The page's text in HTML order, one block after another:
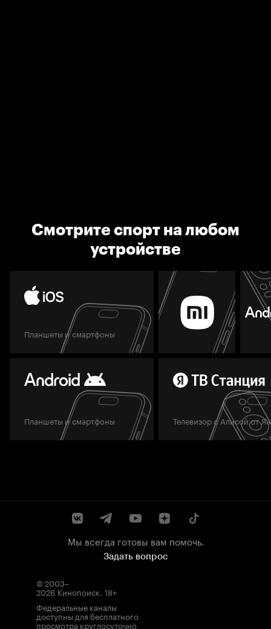
Смотрите спорт на любом
устройстве
Планшеты и смартфоны
Планшеты и смартфоны Телевизор с Алисой от
Мы всегда готовы вам помочь.
Задать вопрос
© 2003–
2026 Кинопоиск. 18+
Федеральные каналы
доступны для бесплатного
просмотра круглосуточно